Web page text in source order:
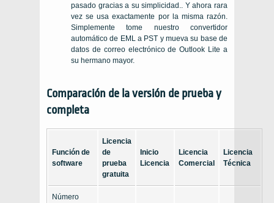
pasado gracias a su simplicidad.. Y ahora rara
vez se usa exactamente por la misma razón.
Simplemente tome nuestro convertidor
automático de EML a PST y mueva su base de
datos de correo electrónico de Outlook Lite a
su hermano mayor.
Comparación de la versión de prueba y
completa
Función de
software
Licencia
de
prueba
gratuita
Inicio
Licencia
Licencia
Comercial
Licencia
Técnica
Número